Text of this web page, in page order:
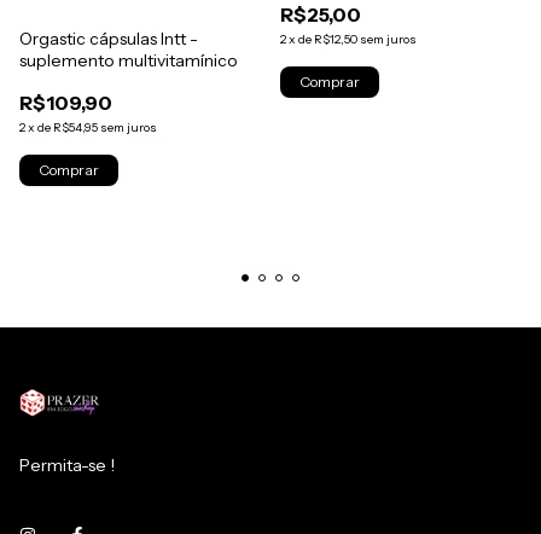
Orgastic cápsulas Intt -
suplemento multivitamínico
R$109,90
2x de R$54,95 sem juros
R$25,00
2x de R$12,50 sem juros
Permita-se !